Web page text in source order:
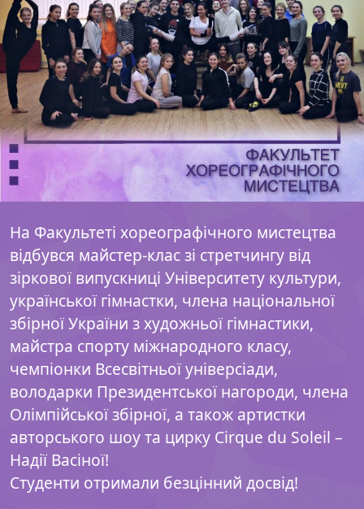
На Факультеті хореографічного мистецтва
відбувся майстер-клас зі стретчингу від
зіркової випускниці Університету культури,
української гімнастки, члена національної
збірної України з художньої гімнастики,
майстра спорту міжнародного класу,
чемпіонки Всесвітньої універсіади,
володарки Президентської нагороди, члена
Олімпійської збірної, а також артистки
авторського шоу та цирку Cirque du Soleil –
Надії Васіної!
Студенти отримали безцінний досвід!